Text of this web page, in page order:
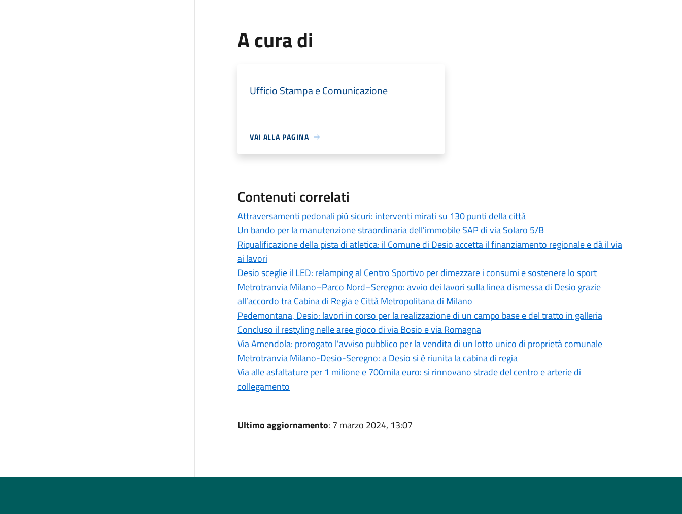
A cura di
Ufficio Stampa e Comunicazione
VAI ALLA PAGINA
Contenuti correlati
Attraversamenti pedonali più sicuri: interventi mirati su 130 punti della città
Un bando per la manutenzione straordinaria dell'immobile SAP di via Solaro 5/B
Riqualificazione della pista di atletica: il Comune di Desio accetta il finanziamento regionale e dà il via
ai lavori
Desio sceglie il LED: relamping al Centro Sportivo per dimezzare i consumi e sostenere lo sport
Metrotranvia Milano–Parco Nord–Seregno: avvio dei lavori sulla linea dismessa di Desio grazie
all’accordo tra Cabina di Regia e Città Metropolitana di Milano
Pedemontana, Desio: lavori in corso per la realizzazione di un campo base e del tratto in galleria
Concluso il restyling nelle aree gioco di via Bosio e via Romagna
Via Amendola: prorogato l'avviso pubblico per la vendita di un lotto unico di proprietà comunale
Metrotranvia Milano-Desio-Seregno: a Desio si è riunita la cabina di regia
Via alle asfaltature per 1 milione e 700mila euro: si rinnovano strade del centro e arterie di
collegamento
Ultimo aggiornamento: 7 marzo 2024, 13:07